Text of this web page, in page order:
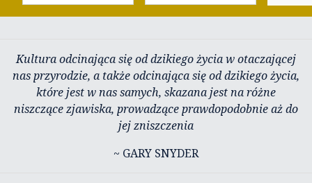
Kultura odcinająca się od dzikiego życia w otaczającej
nas przyrodzie, a także odcinająca się od dzikiego życia,
które jest w nas samych, skazana jest na różne
niszczące zjawiska, prowadzące prawdopodobnie aż do
jej zniszczenia
~ GARY SNYDER